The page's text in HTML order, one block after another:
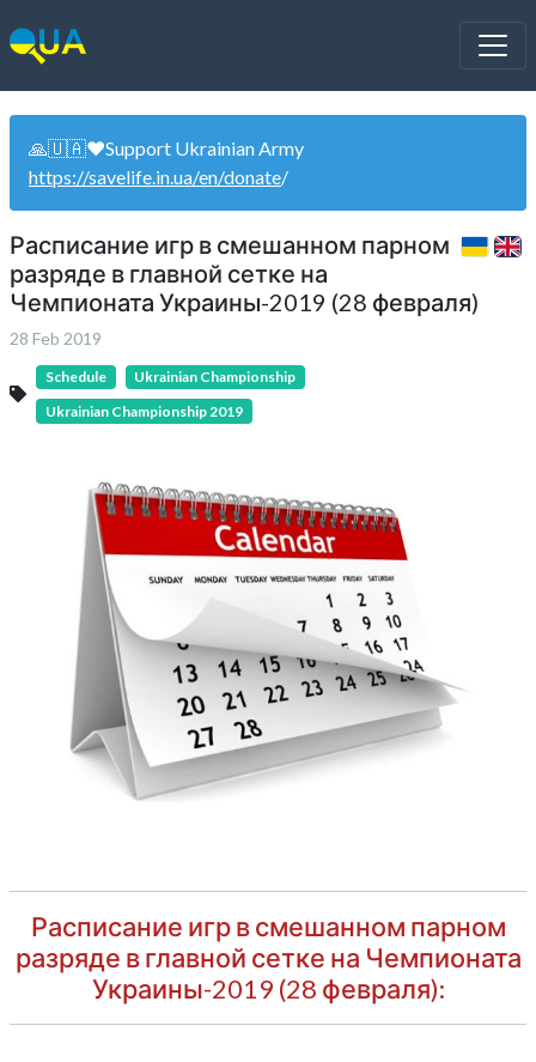
🙏🇺🇦❤️Support Ukrainian Army
https://savelife.in.ua/en/donate/
Расписание игр в смешанном парном
разряде в главной сетке на
Чемпионата Украины-2019 (28 февраля)
28 Feb 2019
Schedule
Ukrainian Championship
Ukrainian Championship 2019
Расписание игр в смешанном парном
разряде в главной сетке на Чемпионата
Украины-2019 (28 февраля):